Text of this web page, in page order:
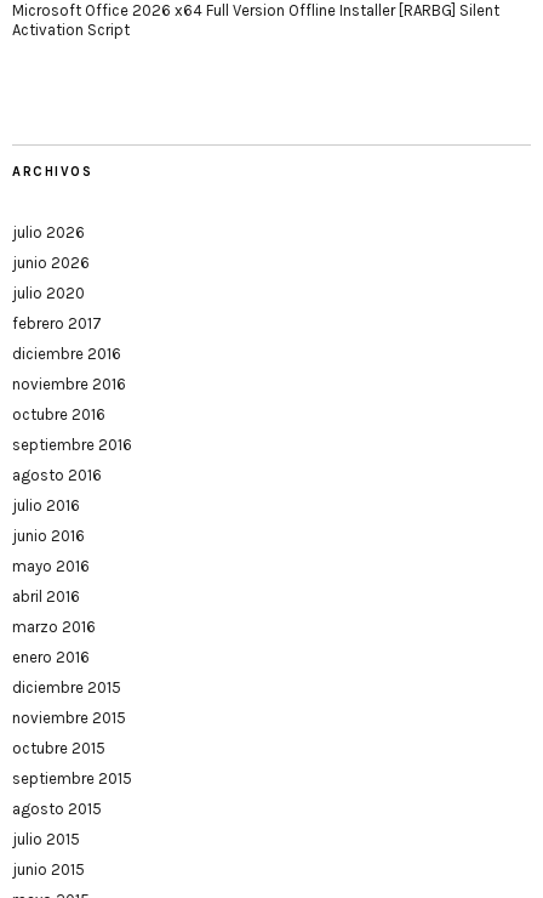
Microsoft Office 2026 x64 Full Version Offline Installer [RARBG] Silent
Activation Script
ARCHIVOS
julio 2026
junio 2026
julio 2020
febrero 2017
diciembre 2016
noviembre 2016
octubre 2016
septiembre 2016
agosto 2016
julio 2016
junio 2016
mayo 2016
abril 2016
marzo 2016
enero 2016
diciembre 2015
noviembre 2015
octubre 2015
septiembre 2015
agosto 2015
julio 2015
junio 2015